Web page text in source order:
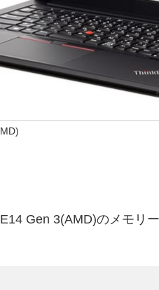
Gen 3(AMD)のメモリ